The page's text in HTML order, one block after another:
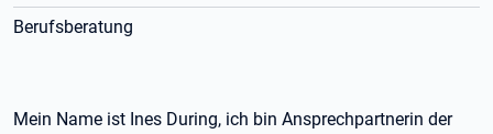
Berufsberatung
Mein Name ist Ines During, ich bin Ansprechpartnerin der